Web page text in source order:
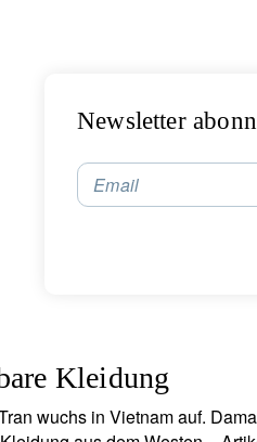
Newsletter
Email
Kleidung
wuchs in Vietnam auf.